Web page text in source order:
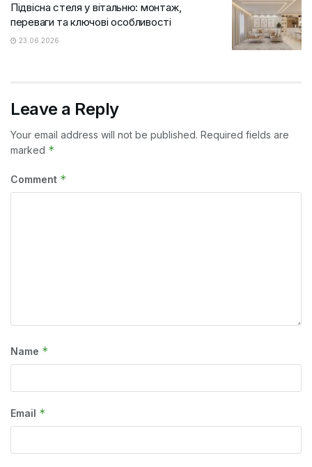
Підвісна стеля у вітальню: монтаж,
переваги та ключові особливості
23.06.2026
Leave a Reply
Your email address will not be published. Required fields are
marked *
Comment *
Name *
Email *